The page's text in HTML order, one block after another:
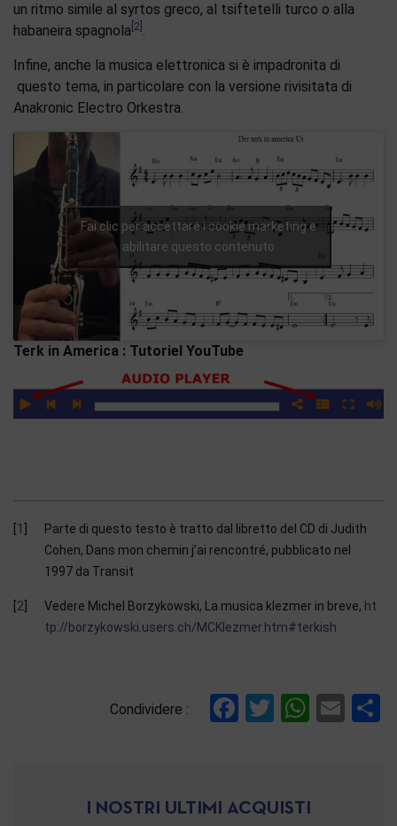
un ritmo simile al syrtos greco, al tsiftetelli turco o alla
habaneira spagnola [2] .
Infine, anche la musica elettronica si è impadronita di
questo tema, in particolare con la versione rivisitata di
Anakronic Electro Orkestra.
Fai clic per accettare i cookie marketing e
abilitare questo contenuto
Terk in America : Tutoriel YouTube
1
Parte di questo testo è tratto dal libretto del CD di Judith
Cohen, Dans mon chemin j’ai rencontré, pubblicato nel
1997 da Transit
2 Vedere Michel Borzykowski, La musica klezmer in breve, ht
tp://borzykowski.users.ch/MCKlezmer.htm#terkish
Condividere : Facebook
Twitter
I NOSTRI ULTIMI ACQUISTI